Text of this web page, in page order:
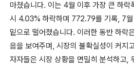
마쳤습니다. 이는 4월 이후 가장 큰 하락
시 4.03% 하락하며 772.79를 기록, 7
밑으로 떨어졌습니다. 이러한 동반 하락
음을 보여주며, 시장의 불확실성이 커지
자자들은 시장 상황을 면밀히 분석하고,